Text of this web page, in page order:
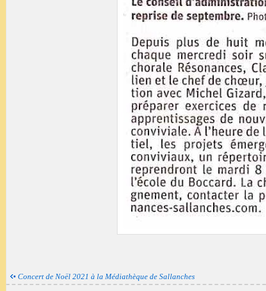
Concert de Noël 2021 à la Médiathèque de Sallanches